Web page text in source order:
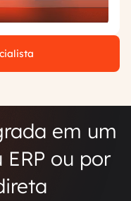
em um
ou por